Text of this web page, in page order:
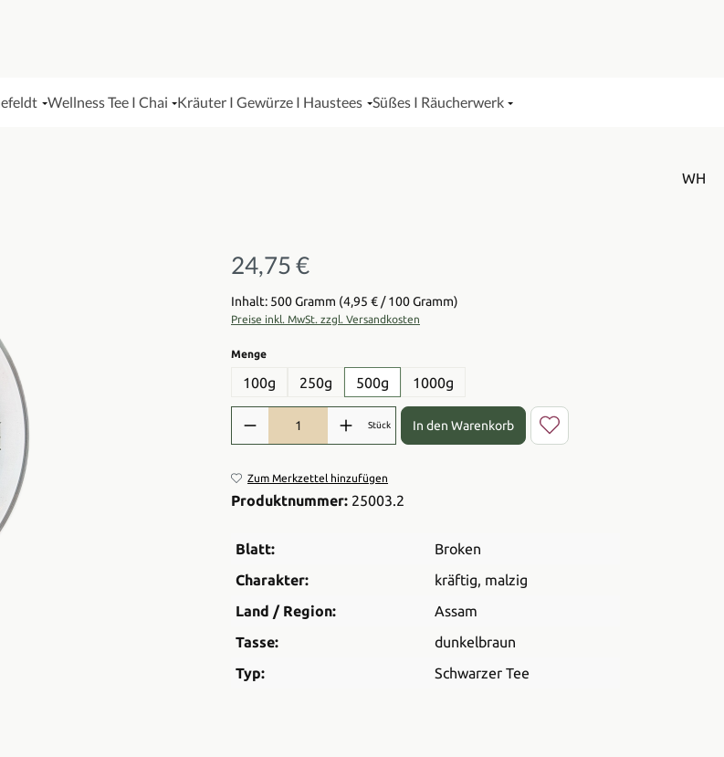
Wellness Tee I Chai Kräuter I Gewürze I Haustees Süßes I Räucherwerk
WH
Regulärer Preis:
24,75 €
Inhalt: 500 Gramm (4,95 € / 100 Gramm)
Preise inkl. MwSt. zzgl. Versandkosten
Mengeauswählen
100g 250g 500g 1000g
Produkt Anzahl: Gib den gewünschten Wert ein oder benutze die
Stück In den Warenkorb
Zum Merkzettel hinzufügen
Produktnummer: 25003.2
Blatt:
Broken
Charakter:
kräftig, malzig
Land / Region:
Assam
Tasse:
dunkelbraun
Typ:
Schwarzer Tee